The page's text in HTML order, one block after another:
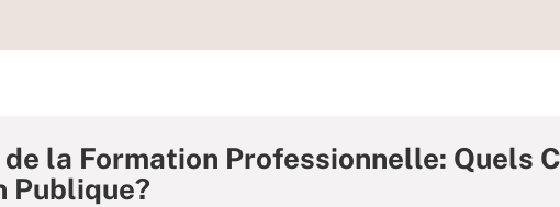
la Formation Professionnelle: Quels
Publique?